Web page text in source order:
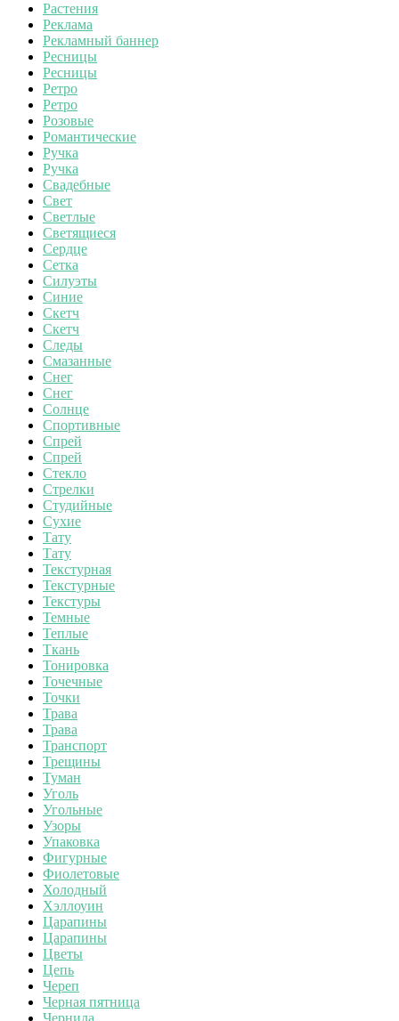
Растения
Реклама
Рекламный баннер
Ресницы
Ресницы
Ретро
Ретро
Розовые
Романтические
Ручка
Ручка
Свадебные
Свет
Светлые
Светящиеся
Сердце
Сетка
Силуэты
Синие
Скетч
Скетч
Следы
Смазанные
Снег
Снег
Солнце
Спортивные
Спрей
Спрей
Стекло
Стрелки
Студийные
Сухие
Тату
Тату
Текстурная
Текстурные
Текстуры
Темные
Теплые
Ткань
Тонировка
Точечные
Точки
Трава
Трава
Транспорт
Трещины
Туман
Уголь
Угольные
Узоры
Упаковка
Фигурные
Фиолетовые
Холодный
Хэллоуин
Царапины
Царапины
Цветы
Цепь
Череп
Черная пятница
Чернила